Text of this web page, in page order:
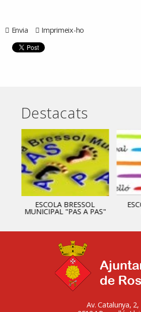
Envia Imprimeix-ho
Destacats
ESCOLA BRESSOL
MUNICIPAL "PAS A PAS"
Av. Catalunya, 2,